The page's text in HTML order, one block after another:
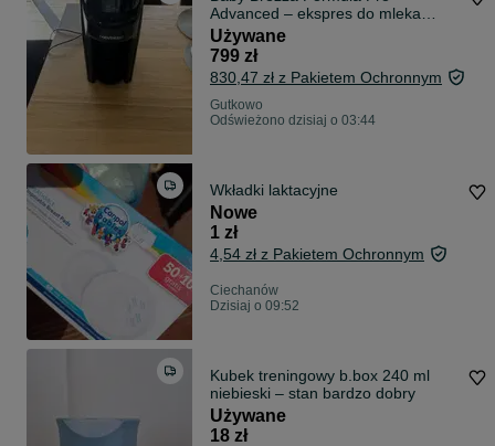
Advanced – ekspres do mleka
modyfikowanego, zadbany
Używane
799 zł
830,47 zł z Pakietem Ochronnym
Gutkowo
Odświeżono dzisiaj o 03:44
Wkładki laktacyjne
Nowe
1 zł
4,54 zł z Pakietem Ochronnym
Ciechanów
Dzisiaj o 09:52
Kubek treningowy b.box 240 ml
niebieski – stan bardzo dobry
Używane
18 zł